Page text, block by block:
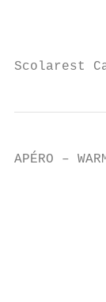
Scolarest
APÉRO –